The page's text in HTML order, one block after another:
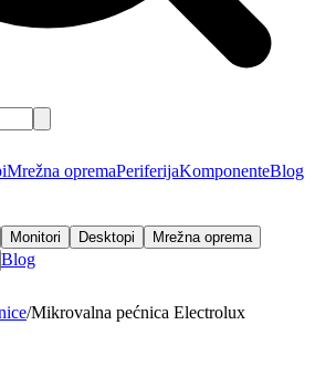
Mrežna opremaPeriferijaKomponenteBlog
Monitori Desktopi
Mrežna oprema
Blog
/Mikrovalna pećnica Electrolux